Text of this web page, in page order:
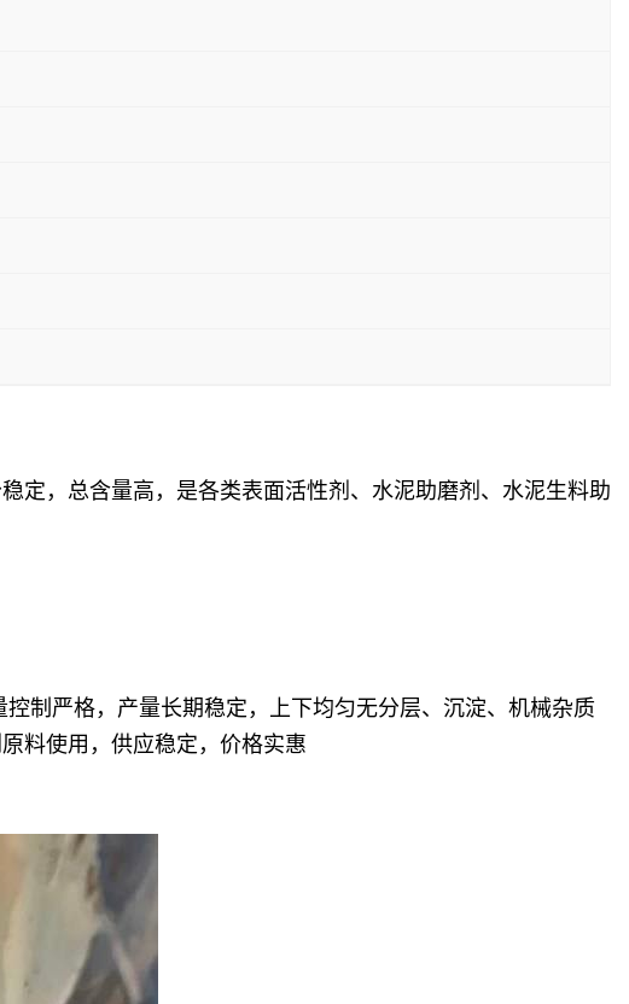
定，总含量高，是各类表面活性剂、水泥助磨剂、水泥生料助
制严格，产量长期稳定，上下均匀无分层、沉淀、机械杂质
料使用，供应稳定，价格实惠